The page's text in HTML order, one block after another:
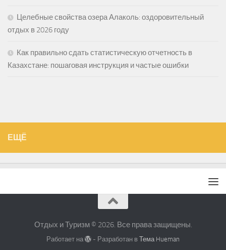
Целебные свойства озера Алаколь: оздоровительный
отдых в 2026 году
Как правильно сдать статистическую отчетность в
Казахстане: пошаговая инструкция и частые ошибки
ЕЩЁ
Отдых и Туризм © 2026. Все права защищены.
Работает на - Разработан вТема Hueman